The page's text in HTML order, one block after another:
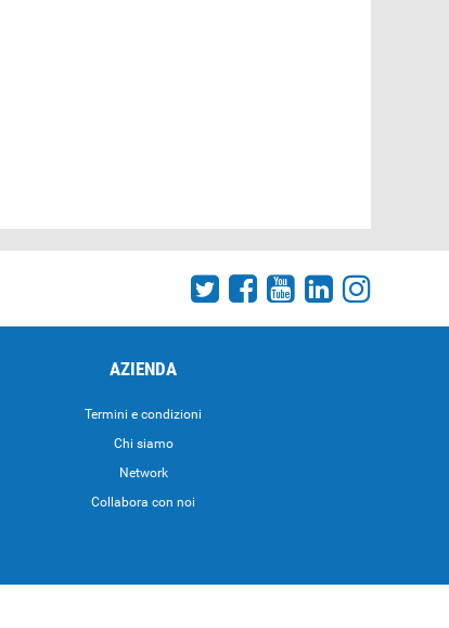
AZIENDA
Termini e condizioni
Chi siamo
Network
Collabora con noi